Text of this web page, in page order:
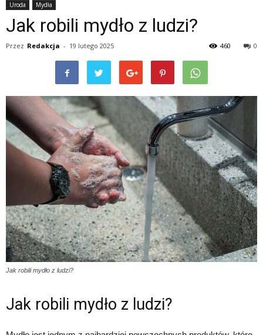
Uroda Mydła
Jak robili mydło z ludzi?
Przez Redakcja - 19 lutego 2025 0
460
Jak robili mydło z ludzi?
Jak robili mydło z ludzi?